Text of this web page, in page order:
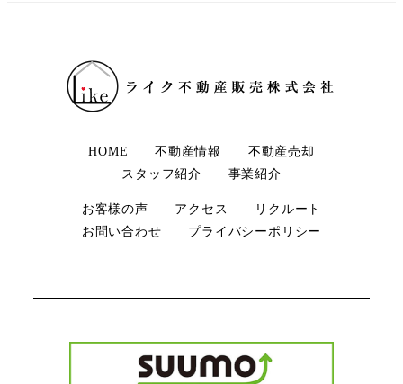
HOME 不動産情報
不動産売却
スタッフ紹介
事業紹介
お客様の声 アクセス
リクルート
お問い合わせ
プライバシーポリシー